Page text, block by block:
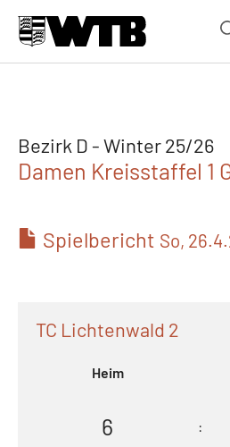
Bezirk D - Winter 25/26
Damen Kreisstaffel 1
Spielbericht So,
TC Lichtenwald 2
Heim
6 :